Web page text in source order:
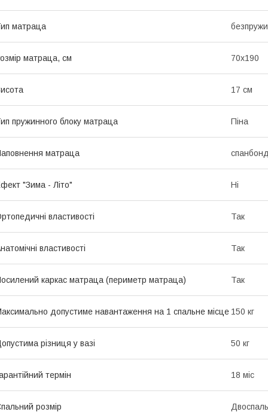
матраца
матраца, см 70х190
17 см
пружинного блоку матраца Піна
матраца
"Зима - Літо" Ні
властивості Так
властивості Так
каркас матраца (периметр матраца) Так
допустиме навантаження на 1 спальне місце 150 кг
різниця у вазі 50 кг
термін 18 міс
розмір